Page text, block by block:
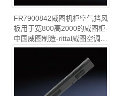
FR7900842威图机柜空气挡风
板用于宽800高2000的威图柜-
中国威图制造-rittal威图空调维
修威图机柜威图电柜威图风扇
威图PDU威图配件威图售后
FR7900.842
型号:威图柜FRIT，..